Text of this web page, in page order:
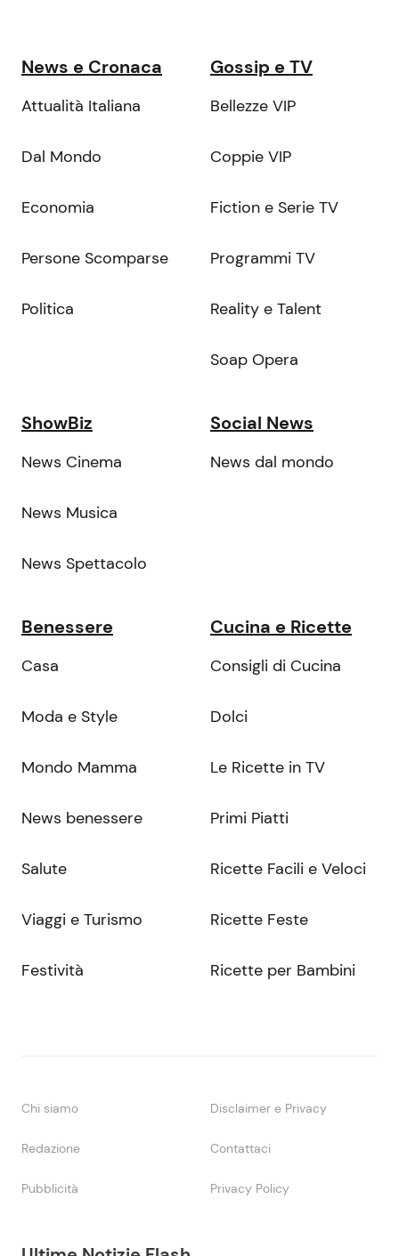
News e Cronaca
Attualità Italiana
Dal Mondo
Economia
Persone Scomparse
Politica
Gossip e TV
Bellezze VIP
Coppie VIP
Fiction e Serie TV
Programmi TV
Reality e Talent
Soap Opera
ShowBiz
News Cinema
News Musica
News Spettacolo
Social News
News dal mondo
Benessere
Casa
Moda e Style
Mondo Mamma
News benessere
Salute
Viaggi e Turismo
Festività
Cucina e Ricette
Consigli di Cucina
Dolci
Le Ricette in TV
Primi Piatti
Ricette Facili e Veloci
Ricette Feste
Ricette per Bambini
Chi siamo Disclaimer e Privacy
Redazione Contattaci
Pubblicità Privacy Policy